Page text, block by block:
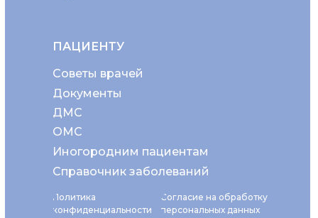
Политика
конфиденциальности
Согласие на обработку
персональных данных
ПАЦИЕНТУ
Советы врачей
ОМС
Документы
ДМС
Иногородним пациентам
Справочник заболеваний